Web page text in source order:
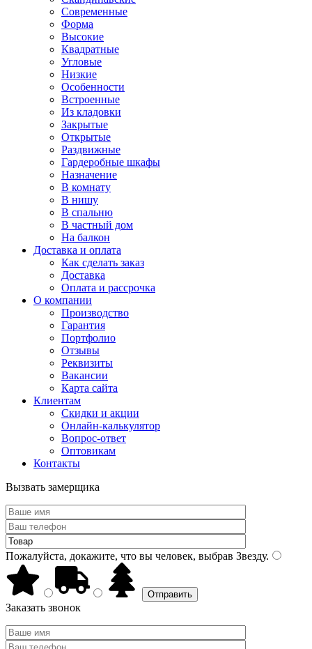
Современные
Форма
Высокие
Квадратные
Угловые
Низкие
Особенности
Встроенные
Из кладовки
Закрытые
Открытые
Раздвижные
Гардеробные шкафы
Назначение
В комнату
В нишу
В спальню
В частный дом
На балкон
Доставка и оплата
Как сделать заказ
Доставка
Оплата и рассрочка
О компании
Производство
Гарантия
Портфолио
Отзывы
Реквизиты
Вакансии
Карта сайта
Клиентам
Скидки и акции
Онлайн-калькулятор
Вопрос-ответ
Оптовикам
Контакты
Вызвать замерщика
Пожалуйста, докажите, что вы человек, выбрав Звезду.
Заказать звонок